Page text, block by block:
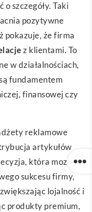
o szczegóły. Taki
pozytywne
pokazuje, że firma
z klientami. To
w działalnościach,
fundamentem
finansowej czy
reklamowe
artykułów
która moze
sukcesu firmy,
lojalność i
produkty premium,